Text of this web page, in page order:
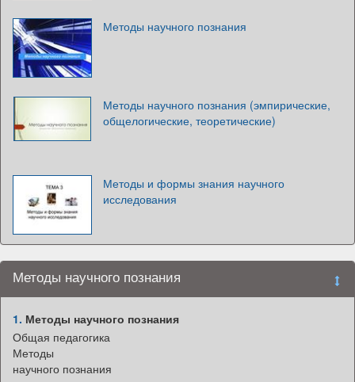
Методы научного познания
Методы научного познания (эмпирические,
общелогические, теоретические)
Методы и формы знания научного
исследования
Методы научного познания
1. Методы научного познания
Общая педагогика
Методы
научного познания